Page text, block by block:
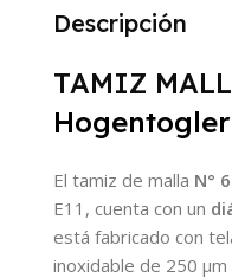
Descripción
TAMIZ
Hogentogler
El tamiz de malla N°
E11, cuenta con un
está fabricado con
inoxidable de 250